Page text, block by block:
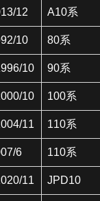
12 A10系
10 80系
10 90系
10 100系
11 110系
6 110系
11 JPD10